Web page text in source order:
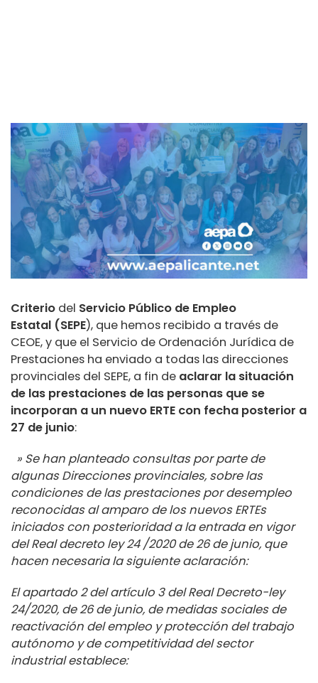
Criterio del Servicio Público de Empleo
Estatal (SEPE), que hemos recibido a través de
CEOE,y que el Servicio de Ordenación Jurídica de
Prestaciones ha enviado a todas las direcciones
provinciales del SEPE, a fin de aclarar la situación
de las prestaciones de las personas que se
incorporan a un nuevo ERTE con fecha posterior a
27 de junio:
» Se han planteado consultas por parte de
algunas Direcciones provinciales, sobre las
condiciones de las prestaciones por desempleo
reconocidas al amparo de los nuevos ERTEs
iniciados con posterioridad a la entrada en vigor
del Real decreto ley 24 /2020 de 26 de junio, que
hacen necesaria la siguiente aclaración:
El apartado 2 del artículo 3 del Real Decreto-ley
24/2020, de 26 de junio, de medidas sociales de
reactivación del empleo y protección del trabajo
autónomo y de competitividad del sector
industrial establece: